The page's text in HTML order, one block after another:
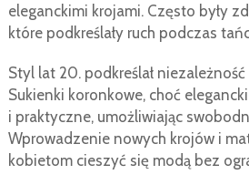
eleganckimi krojami. Często były
które podkreślały ruch podczas
Styl lat 20. podkreślał
Sukienki koronkowe, choć
i praktyczne, umożliwiając
Wprowadzenie nowych krojów i
kobietom cieszyć się modą bez